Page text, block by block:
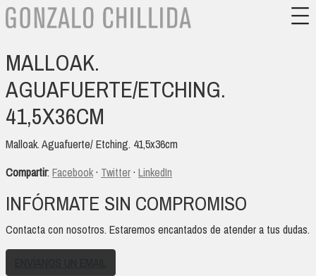
MALLOAK.
AGUAFUERTE/ETCHING.
41,5X36CM
Malloak. Aguafuerte/ Etching. 41,5x36cm
Compartir: Facebook· Twitter· LinkedIn
INFÓRMATE SIN COMPROMISO
Contacta con nosotros. Estaremos encantados de atender a tus dudas.